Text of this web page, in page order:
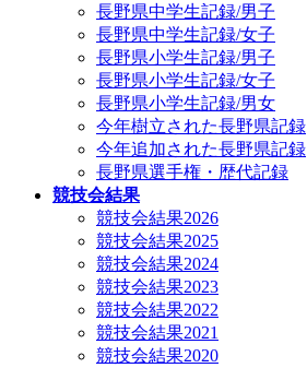
長野県中学生記録/男子
長野県中学生記録/女子
長野県小学生記録/男子
長野県小学生記録/女子
長野県小学生記録/男女
今年樹立された長野県記録
今年追加された長野県記録
長野県選手権・歴代記録
競技会結果
競技会結果2026
競技会結果2025
競技会結果2024
競技会結果2023
競技会結果2022
競技会結果2021
競技会結果2020